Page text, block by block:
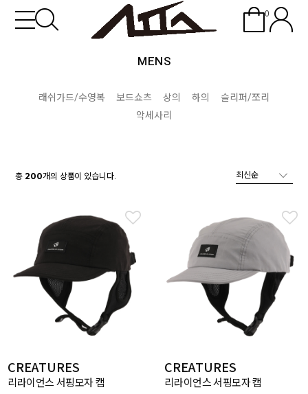
0
MENS
래쉬가드/수영복 보드쇼츠 상의 하의
슬리퍼/쪼리
악세사리
총200개의 상품이 있습니다.
CREATURES
리라이언스 서핑모자 캡
CREATURES
리라이언스 서핑모자 캡